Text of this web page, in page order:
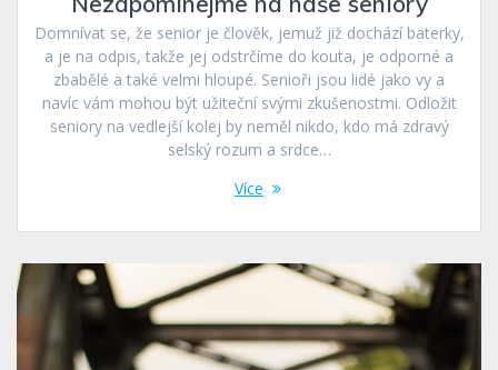
Domnívat se, že senior je člověk, jemuž již dochází baterky,
a je na odpis, takže jej odstrčíme do kouta, je odporné a
zbabělé a také velmi hloupé. Senioři jsou lidé jako vy a
navíc vám mohou být užiteční svými zkušenostmi. Odložit
seniory na vedlejší kolej by neměl nikdo, kdo má zdravý
selský rozum a srdce…
Více